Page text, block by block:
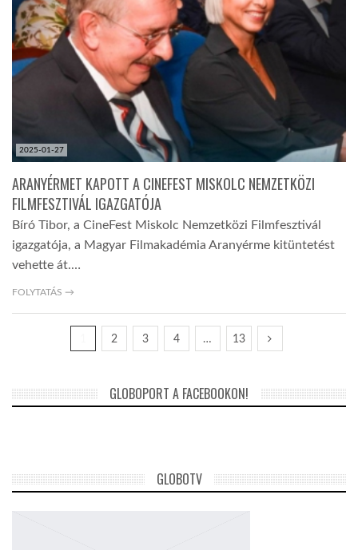
2025-01-27
ARANYÉRMET KAPOTT A CINEFEST MISKOLC NEMZETKÖZI
FILMFESZTIVÁL IGAZGATÓJA
Bíró Tibor, a CineFest Miskolc Nemzetközi Filmfesztivál
igazgatója, a Magyar Filmakadémia Aranyérme kitüntetést
vehette át.…
FOLYTATÁS →
2 3 4 … 13
GLOBOPORT A FACEBOOKON!
GLOBOTV